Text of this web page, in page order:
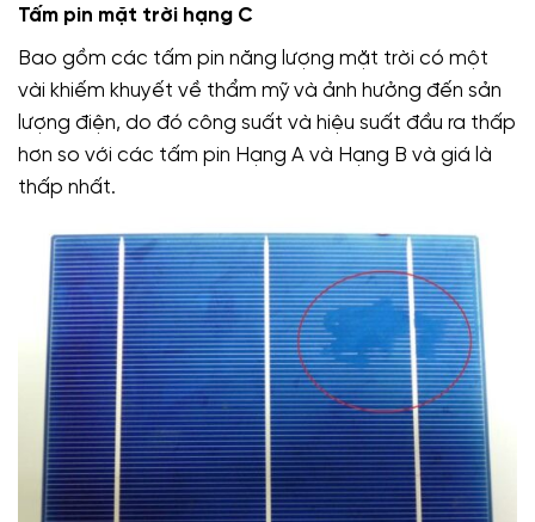
Tấm pin mặt trời hạng C
Bao gồm các tấm pin năng lượng mặt trời có một
vài khiếm khuyết về thẩm mỹ và ảnh hưởng đến sản
lượng điện, do đó công suất và hiệu suất đầu ra thấp
hơn so với các tấm pin Hạng A và Hạng B và giá là
thấp nhất.